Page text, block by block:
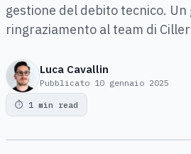
gestione del debito tecnico. Un
ringraziamento al team di
Luca Cavallin
Pubblicato 10 gennaio 2025
⏱ 1 min read